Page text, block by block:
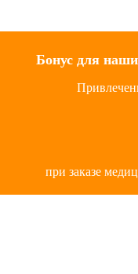
Бонус для
при заказе